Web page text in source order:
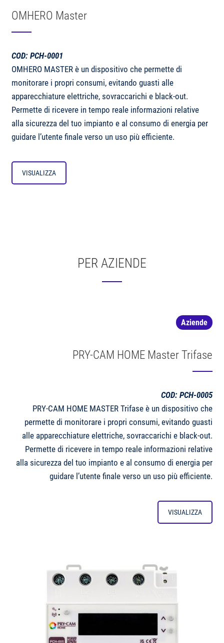
OMHERO Master
COD: PCH-0001
OMHERO MASTER è un dispositivo che permette di
monitorare i propri consumi, evitando guasti alle
apparecchiature elettriche, sovraccarichi e black-out.
Permette di ricevere in tempo reale informazioni relative
alla sicurezza del tuo impianto e al consumo di energia per
guidare l’utente finale verso un uso più efficiente.
VISUALIZZA
PER AZIENDE
Aziende
PRY-CAM HOME Master Trifase
COD: PCH-0005
PRY-CAM HOME MASTER Trifase è un dispositivo che
permette di monitorare i propri consumi, evitando guasti
alle apparecchiature elettriche, sovraccarichi e black-out.
Permette di ricevere in tempo reale informazioni relative
alla sicurezza del tuo impianto e al consumo di energia per
guidare l’utente finale verso un uso più efficiente.
VISUALIZZA